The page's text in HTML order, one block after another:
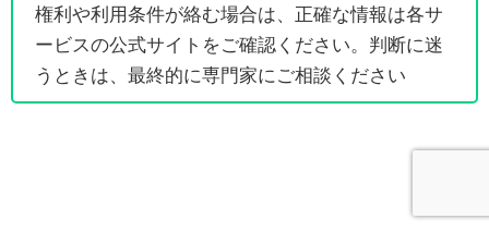
権利や利用条件が絡む場合は、正確な情報は各サ
ービスの公式サイトをご確認ください。判断に迷
うときは、最終的に専門家にご相談ください